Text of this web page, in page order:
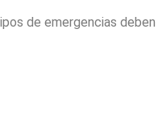
de emergencias